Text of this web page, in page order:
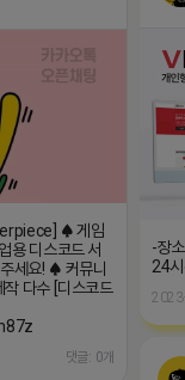
♠ 게임
용 디스코드 서
세요! ♠ 커뮤니
작 다수 [디스코드
댓글: 0개
-장
24